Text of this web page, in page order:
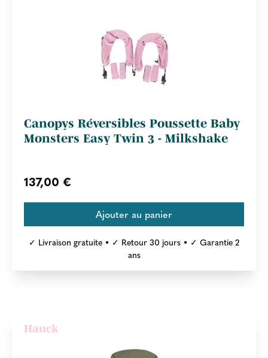
Canopys Réversibles Poussette Baby
Monsters Easy Twin 3 - Milkshake
137,00 €
✓ Livraison gratuite • ✓ Retour 30 jours • ✓ Garantie 2
ans
Hauck